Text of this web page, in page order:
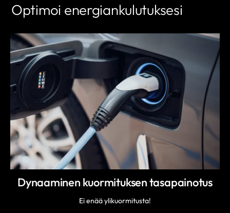
Optimoi energiankulutuksesi
Dynaaminen kuormituksen tasapainotus
Ei enää ylikuormitusta!